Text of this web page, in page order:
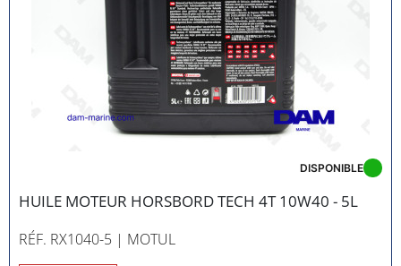
HUILE MOTEUR HORSBORD TECH 4T 10W40 - 5L
RÉF. RX1040-5 | MOTUL
DISPONIBLE